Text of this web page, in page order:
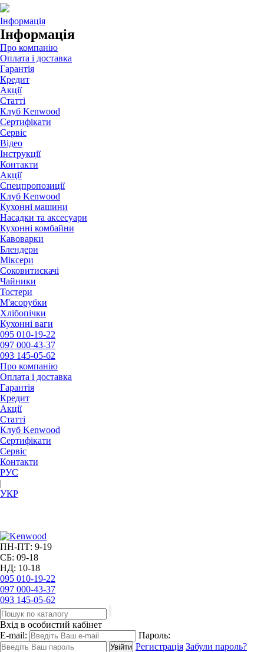
Інформація
Інформація
Про компанію
Оплата і доставка
Гарантія
Кредит
Акції
Статті
Клуб Kenwood
Сертифікати
Сервіс
Відео
Інструкції
Контакти
Акції
Спецпропозиції
Клуб Kenwood
Кухонні машини
Насадки та аксесуари
Кухонні комбайни
Кавоварки
Блендери
Міксери
Соковитискачі
Чайники
Тостери
М'ясорубки
Хлібопічки
Кухонні ваги
095 010-19-22
097 000-43-37
093 145-05-62
Про компанію
Оплата і доставка
Гарантія
Кредит
Акції
Статті
Клуб Kenwood
Сертифікати
Сервіс
Контакти
РУC
|
УКР
ПН-ПТ: 9-19
СБ: 09-18
НД: 10-18
095 010-19-22
097 000-43-37
093 145-05-62
Вхід в особистий кабінет
E-mail:
Пароль:
Регистрація Забули пароль?